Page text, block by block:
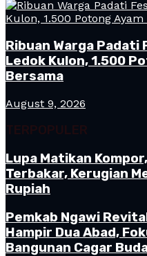
Ribuan Warga Padati
Ledok Kulon, 1.500
Bersama
August 9, 2026
TERPOPULER
Lupa Matikan
Terbakar, Kerugian
Rupiah
Pemkab Ngawi
Hampir Dua Abad,
Bangunan Cagar